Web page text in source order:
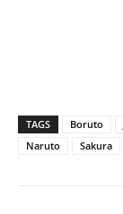
TAGS Boruto
Naruto
Sakura